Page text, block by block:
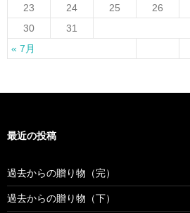
« 7月
23
24 25 26
30
31
最近の投稿
過去からの贈り物（完）
過去からの贈り物（下）